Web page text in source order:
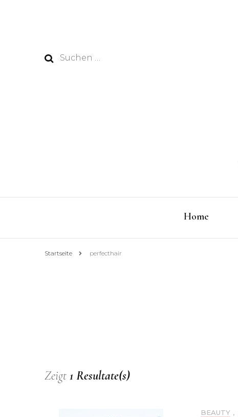
Suchen
Home
Startseite perfecthair
Zeigt 1 Resultate(s)
BEAUTY ,